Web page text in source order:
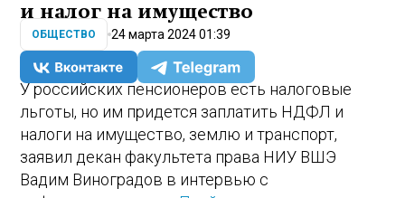
и налог на имущество
ОБЩЕСТВО 24 марта 2024 01:39
У российских пенсионеров есть налоговые
льготы, но им придется заплатить НДФЛ и
налоги на имущество, землю и транспорт,
заявил декан факультета права НИУ ВШЭ
Вадим Виноградов в интервью с